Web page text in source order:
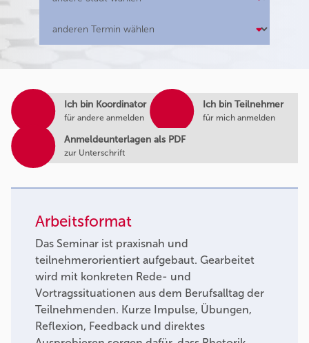
Arbeitsformat
Das Seminar ist praxisnah und
teilnehmerorientiert aufgebaut. Gearbeitet
wird mit konkreten Rede- und
Vortragssituationen aus dem Berufsalltag der
Teilnehmenden. Kurze Impulse, Übungen,
Reflexion, Feedback und direktes
Ich bin Koordinator
für andere anmelden
Ich bin Teilnehmer
für mich anmelden
Anmeldeunterlagen als PDF
zur Unterschrift